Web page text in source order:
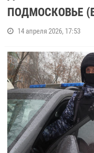
ПОДМОСКОВЬЕ
14 апреля 2026, 17:53